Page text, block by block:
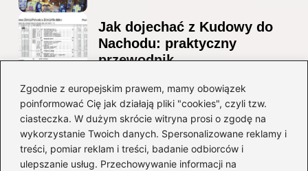
Zgodnie z europejskim prawem, mamy obowiązek
poinformować Cię jak działają pliki "cookies", czyli tzw.
ciasteczka. W dużym skrócie witryna prosi o zgodę na
wykorzystanie Twoich danych. Spersonalizowane reklamy i
treści, pomiar reklam i treści, badanie odbiorców i
ulepszanie usług. Przechowywanie informacji na
Jak dojechać z Kudowy do
Nachodu: praktyczny
przewodnik
Ile alkoholu można
przewieźć z Albanii?
Przewodnik po przepisach i
ograniczeniach